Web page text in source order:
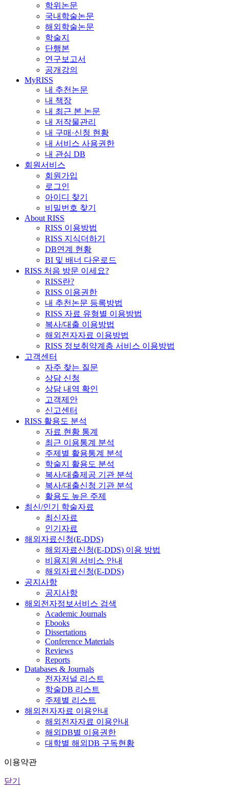
학위논문
국내학술논문
해외학술논문
학술지
단행본
연구보고서
공개강의
MyRISS
내 추천논문
내 책장
내 최근 본 논문
내 저작물관리
내 구매·신청 현황
내 서비스 사용권한
내 관심 DB
회원서비스
회원가입
로그인
아이디 찾기
비밀번호 찾기
About RISS
RISS 이용방법
RISS 지식더하기
DB연계 현황
BI 및 배너 다운로드
RISS 처음 방문 이세요?
RISS란?
RISS 이용권한
내 추천논문 등록방법
RISS 자료 유형별 이용방법
복사/대출 이용방법
해외전자자료 이용방법
RISS 정보취약계층 서비스 이용방법
고객센터
자주 찾는 질문
상담 신청
상담 내역 확인
고객제안
신고센터
RISS 활용도 분석
자료 현황 통계
최근 이용통계 분석
주제별 활용통계 분석
학술지 활용도 분석
복사/대출제공 기관 분석
복사/대출신청 기관 분석
활용도 높은 주제
최신/인기 학술자료
최신자료
인기자료
해외자료신청(E-DDS)
해외자료신청(E-DDS) 이용 방법
비용지원 서비스 안내
해외자료신청(E-DDS)
공지사항
공지사항
해외전자정보서비스 검색
Academic Journals
Ebooks
Dissertations
Conference Materials
Reviews
Reports
Databases & Journals
전자저널 리스트
학술DB 리스트
주제별 리스트
해외전자자료 이용안내
해외전자자료 이용안내
해외DB별 이용권한
대학별 해외DB 구독현황
이용약관
닫기